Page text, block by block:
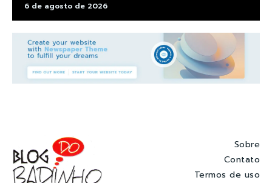
6 de agosto de 2026
Sobre
Contato
Termos de uso